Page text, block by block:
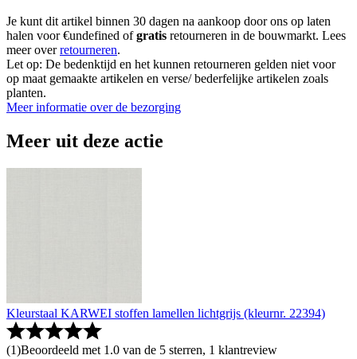
Je kunt dit artikel binnen 30 dagen na aankoop door ons op laten
halen voor €undefined ofgratis retourneren in de bouwmarkt. Lees
meer overretourneren.
Let op: De bedenktijd en het kunnen retourneren gelden niet voor
op maat gemaakte artikelen en verse/ bederfelijke artikelen zoals
planten.
Meer informatie over de bezorging
Meer uit deze actie
Kleurstaal KARWEI stoffen lamellen lichtgrijs (kleurnr. 22394)
(1)Beoordeeld met 1.0 van de 5 sterren, 1 klantreview